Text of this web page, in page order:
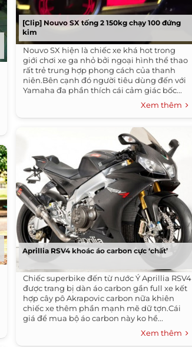
[Clip] Nouvo SX tống 2 150kg chạy 100 đứng
kim
Nouvo SX hiện là chiếc xe khá hot trong
giới chơi xe ga nhỏ bởi ngoại hình thể thao
rất trẻ trung hợp phong cách của thanh
niên.Bên cạnh đó người tiêu dùng đến với
Yamaha đa phần thích cái cảm giác bốc...
Xem thêm
Aprillia RSV4 khoác áo carbon cực ‘chất’
Chiếc superbike đến từ nước Ý Aprillia RSV4
được trang bị dàn áo carbon gần full xe kết
hợp cây pô Akrapovic carbon nữa khiên
chiếc xe thêm phần mạnh mẽ dữ tợn.Cái
giá để mua bộ áo carbon này ko hề...
Xem thêm